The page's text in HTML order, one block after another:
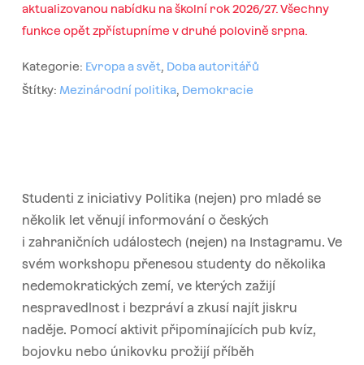
aktualizovanou nabídku na školní rok 2026/27. Všechny
funkce opět zpřístupníme v druhé polovině srpna.
Kategorie: Evropa a svět, Doba autoritářů
Štítky: Mezinárodní politika, Demokracie
Studenti z iniciativy Politika (nejen) pro mladé se
několik let věnují informování o českých
i zahraničních událostech (nejen) na Instagramu. Ve
svém workshopu přenesou studenty do několika
nedemokratických zemí, ve kterých zažijí
nespravedlnost i bezpráví a zkusí najít jiskru
naděje. Pomocí aktivit připomínajících pub kvíz,
bojovku nebo únikovku prožijí příběh